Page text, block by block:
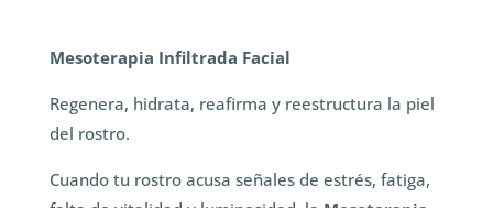
Mesoterapia Infiltrada Facial
Regenera, hidrata, reafirma y reestructura la piel
del rostro.
Cuando tu rostro acusa señales de estrés, fatiga,